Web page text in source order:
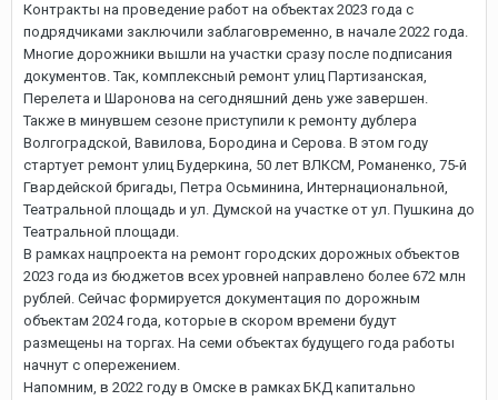
Контракты на проведение работ на объектах 2023 года с
подрядчиками заключили заблаговременно, в начале 2022 года.
Многие дорожники вышли на участки сразу после подписания
документов. Так, комплексный ремонт улиц Партизанская,
Перелета и Шаронова на сегодняшний день уже завершен.
Также в минувшем сезоне приступили к ремонту дублера
Волгоградской, Вавилова, Бородина и Серова. В этом году
стартует ремонт улиц Будеркина, 50 лет ВЛКСМ, Романенко, 75-й
Гвардейской бригады, Петра Осьминина, Интернациональной,
Театральной площадь и ул. Думской на участке от ул. Пушкина до
Театральной площади.
В рамках нацпроекта на ремонт городских дорожных объектов
2023 года из бюджетов всех уровней направлено более 672 млн
рублей. Сейчас формируется документация по дорожным
объектам 2024 года, которые в скором времени будут
размещены на торгах. На семи объектах будущего года работы
начнут с опережением.
Напомним, в 2022 году в Омске в рамках БКД капитально